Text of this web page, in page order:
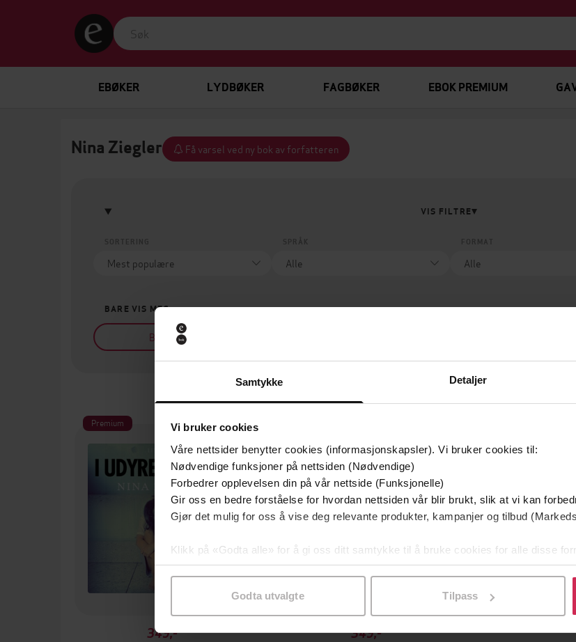
Samtykke Detaljer
Vi bruker cookies
Våre nettsider benytter cookies (informasjonskapsler). Vi bruker cookies til:
Nødvendige funksjoner på nettsiden (Nødvendige)
Forbedrer opplevelsen din på vår nettside (Funksjonelle)
Gir oss en bedre forståelse for hvordan nettsiden vår blir brukt, slik at vi kan
Gjør det mulig for oss å vise deg relevante produkter, kampanjer og tilbud
Klikk på «Godta alle» for å gi oss ditt samtykke til å bruke cookies for alle disse
samtykke til spesifikke formål ved å klikke på «Tilpass». Du kan når som helst
Godta utvalgte Tilpass
EBØKER LYDBØKER FAGBØKER EBOK PREMIUM
Nina Ziegler Få varsel ved ny bok av forfatteren
VIS FILTRE
BARE VIS MEG
Bøker på tilbud
Premium
349,-
349,-